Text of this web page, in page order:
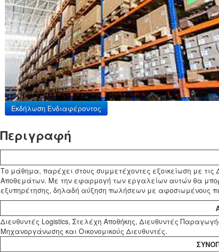
Εκδήλωση Ενδιαφέροντος
Περιγραφή
Το μάθημα, παρέχει στους συμμετέχοντες εξοικείωση με τις
Αποθεμάτων. Με την εφαρμογή των εργαλείων αυτών θα
εξυπηρέτησης, δηλαδή αύξηση πωλήσεων με αφοσιωμένους
Διευθυντές Logistics, Στελέχη Αποθήκης, Διευθυντές
Μηχανοργάνωσης και Οικονομικούς Διευθυντές.